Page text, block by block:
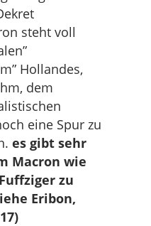
steht voll
Hollandes,
dem
eine Spur zu
es gibt sehr
Macron wie
zu
Eribon,